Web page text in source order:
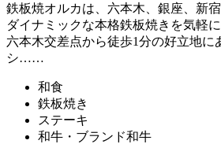
鉄板焼オルカは、六本木、銀座、新
ダイナミックな本格鉄板焼きを気軽
六本木交差点から徒歩1分の好立地に
シ……
和食
鉄板焼き
ステーキ
和牛・ブランド和牛